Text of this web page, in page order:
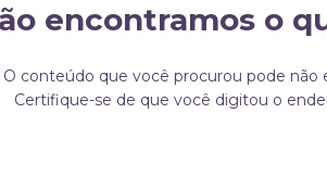
encontramos o
O conteúdo que você procurou pode não
Certifique-se de que você digitou o